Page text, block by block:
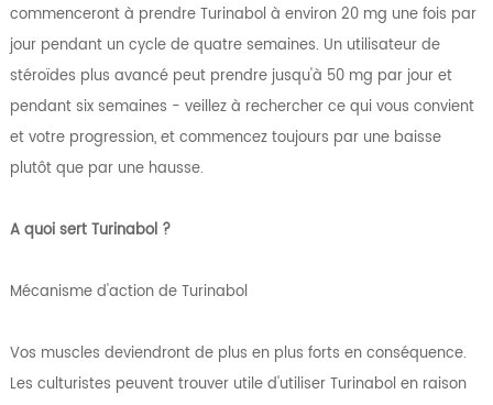
commenceront à prendre Turinabol à environ 20 mg une fois par
jour pendant un cycle de quatre semaines. Un utilisateur de
stéroïdes plus avancé peut prendre jusqu'à 50 mg par jour et
pendant six semaines - veillez à rechercher ce qui vous convient
et votre progression, et commencez toujours par une baisse
plutôt que par une hausse.
A quoi sert Turinabol ?
Mécanisme d'action de Turinabol
Vos muscles deviendront de plus en plus forts en conséquence.
Les culturistes peuvent trouver utile d'utiliser Turinabol en raison